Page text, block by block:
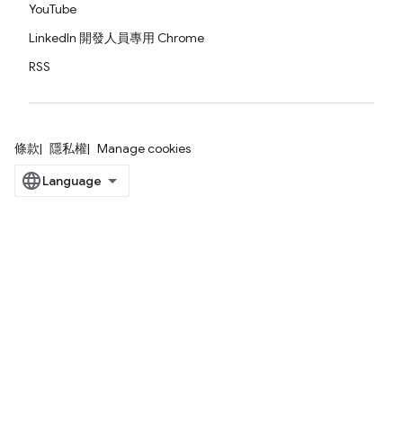
YouTube
LinkedIn 開發人員專用 Chrome
RSS
條款 隱私權 Manage cookies